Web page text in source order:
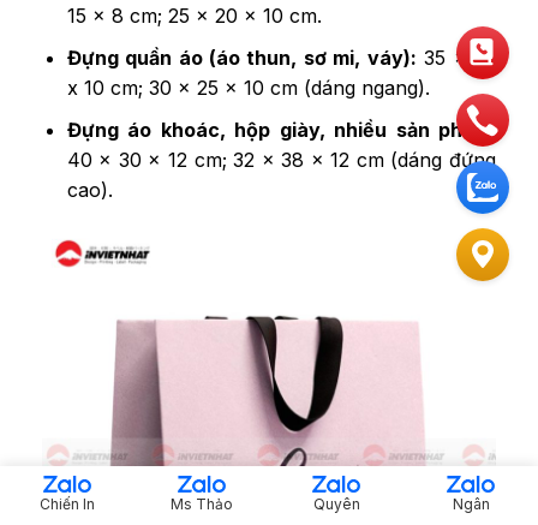
15 x 8 cm; 25 x 20 x 10 cm.
Đựng quần áo (áo thun, sơ mi, váy): 35 x 25
x 10 cm; 30 x 25 x 10 cm (dáng ngang).
Đựng áo khoác, hộp giày, nhiều sản phẩm:
40 x 30 x 12 cm; 32 x 38 x 12 cm (dáng đứng
cao).
Chiến In Ms Thảo Quyên Ngân